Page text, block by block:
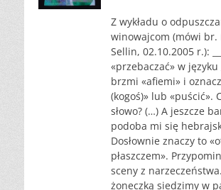
Z wykładu o
winowajcom (mówi br.
Sellin, 02.10.2005 r.):
«przebaczać» w
brzmi «afiemi» i
(kogoś)» lub «puścić».
słowo? (…) A jeszcze
podoba mi się
Dosłownie znaczy to
płaszczem».
sceny z
żoneczką siedzimy w